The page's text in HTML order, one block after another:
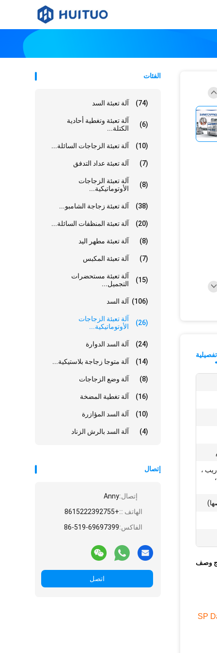
الفئات
آلة تعبئة السد (74)
آلة تعبئة وتغطية أحادية
الكتلة...
(6)
آلة تعبئة الزجاجات السائلة... (10)
آلة تعبئة عداد التدفق (7)
آلة تعبئة الزجاجات
الأوتوماتيكية...
(8)
آلة تعبئة زجاجة الشامبو... (38)
آلة تعبئة المنظفات السائلة... (20)
آلة تعبئة مطهر اليد (8)
آلة تعبئة المكبس (7)
آلة تعبئة مستحضرات
التجميل...
(15)
آلة السد (106)
آلة تعبئة الزجاجات
الأوتوماتيكية...
(26)
آلة السد الدوارة (24)
آلة متوجا زجاجة بلاستيكية... (14)
آلة وضع الزجاجات (8)
آلة تغطية المضخة (16)
آلة السد المؤازرة (10)
آلة السد بالرش الزناد (4)
إتصال
إتصال:Anny
الهاتف ::+8615222392755
الفاكس:86-519-69697399
اتصل
،
وصف